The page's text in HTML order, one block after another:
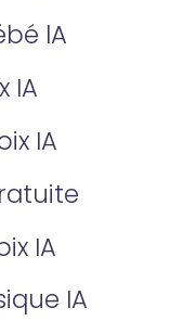
lA
IA
IA
IA
IA